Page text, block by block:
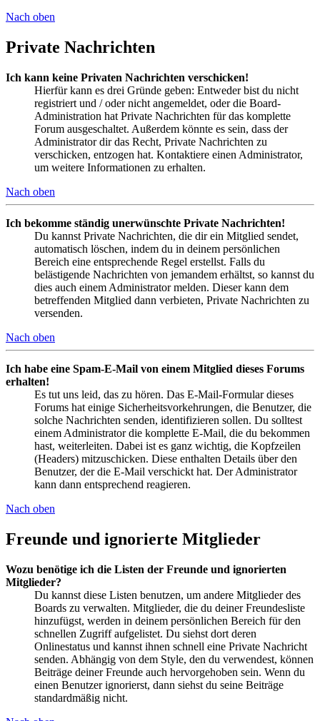
Nach oben
Private Nachrichten
Ich kann keine Privaten Nachrichten verschicken!
Hierfür kann es drei Gründe geben: Entweder bist du nicht
registriert und / oder nicht angemeldet, oder die Board-
Administration hat Private Nachrichten für das komplette
Forum ausgeschaltet. Außerdem könnte es sein, dass der
Administrator dir das Recht, Private Nachrichten zu
verschicken, entzogen hat. Kontaktiere einen Administrator,
um weitere Informationen zu erhalten.
Nach oben
Ich bekomme ständig unerwünschte Private Nachrichten!
Du kannst Private Nachrichten, die dir ein Mitglied sendet,
automatisch löschen, indem du in deinem persönlichen
Bereich eine entsprechende Regel erstellst. Falls du
belästigende Nachrichten von jemandem erhältst, so kannst du
dies auch einem Administrator melden. Dieser kann dem
betreffenden Mitglied dann verbieten, Private Nachrichten zu
versenden.
Nach oben
Ich habe eine Spam-E-Mail von einem Mitglied dieses Forums
erhalten!
Es tut uns leid, das zu hören. Das E-Mail-Formular dieses
Forums hat einige Sicherheitsvorkehrungen, die Benutzer, die
solche Nachrichten senden, identifizieren sollen. Du solltest
einem Administrator die komplette E-Mail, die du bekommen
hast, weiterleiten. Dabei ist es ganz wichtig, die Kopfzeilen
(Headers) mitzuschicken. Diese enthalten Details über den
Benutzer, der die E-Mail verschickt hat. Der Administrator
kann dann entsprechend reagieren.
Nach oben
Freunde und ignorierte Mitglieder
Wozu benötige ich die Listen der Freunde und ignorierten
Mitglieder?
Du kannst diese Listen benutzen, um andere Mitglieder des
Boards zu verwalten. Mitglieder, die du deiner Freundesliste
hinzufügst, werden in deinem persönlichen Bereich für den
schnellen Zugriff aufgelistet. Du siehst dort deren
Onlinestatus und kannst ihnen schnell eine Private Nachricht
senden. Abhängig von dem Style, den du verwendest, können
Beiträge deiner Freunde auch hervorgehoben sein. Wenn du
einen Benutzer ignorierst, dann siehst du seine Beiträge
standardmäßig nicht.